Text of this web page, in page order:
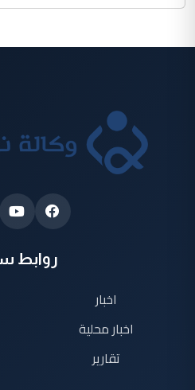
روابط
اخبار
اخبار محلية
تقارير